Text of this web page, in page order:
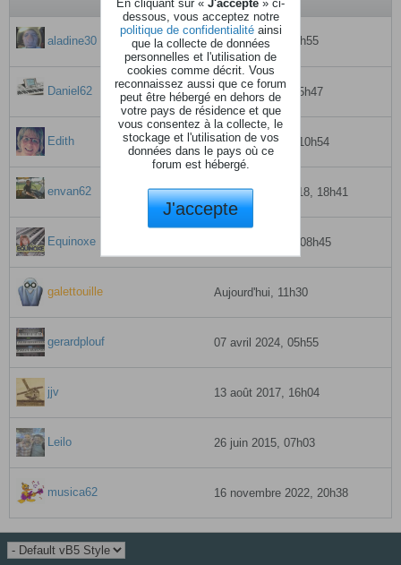
aladine30 06 avril 2026, 19h55
Daniel62 02 mars 2016, 05h47
Edith 21 février 2023, 10h54
envan62 21 décembre 2018, 18h41
Equinoxe 26 janvier 2026, 08h45
galettouille Aujourd'hui, 11h30
gerardplouf 07 avril 2024, 05h55
jjv 13 août 2017, 16h04
Leilo 26 juin 2015, 07h03
musica62 16 novembre 2022, 20h38
En cliquant sur « J'accepte » ci-
dessous, vous acceptez notre
politique de confidentialitéainsi
que la collecte de données
personnelles et l'utilisation de
cookies comme décrit. Vous
reconnaissez aussi que ce forum
peut être hébergé en dehors de
votre pays de résidence et que
vous consentez à la collecte, le
stockage et l'utilisation de vos
données dans le pays où ce
forum est hébergé.
J'accepte